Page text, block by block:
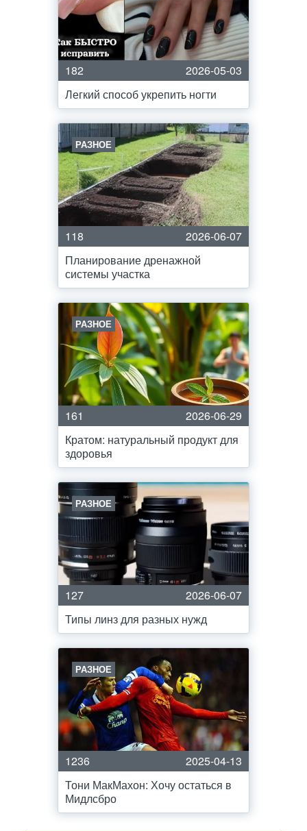
182
2026-05-03
Легкий способ укрепить ногти
РАЗНОЕ
118
2026-06-07
Планирование дренажной
системы участка
РАЗНОЕ
161
2026-06-29
Кратом: натуральный продукт для
здоровья
РАЗНОЕ
127
2026-06-07
Типы линз для разных нужд
РАЗНОЕ
1236
2025-04-13
Тони МакМахон: Хочу остаться в
Мидлсбро